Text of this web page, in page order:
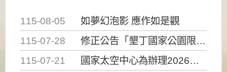
115-08-05
如夢幻泡影 應作如是觀
115-07-28
修正公告「墾丁國家公園限制水域遊憩活動之種類、範圍、時間及行為」，自即日生效。
115-07-21
國家太空中心為辦理2026台灣盃火箭競賽，陸、海、空域警戒及協調相關事宜，因颱風備案事宜